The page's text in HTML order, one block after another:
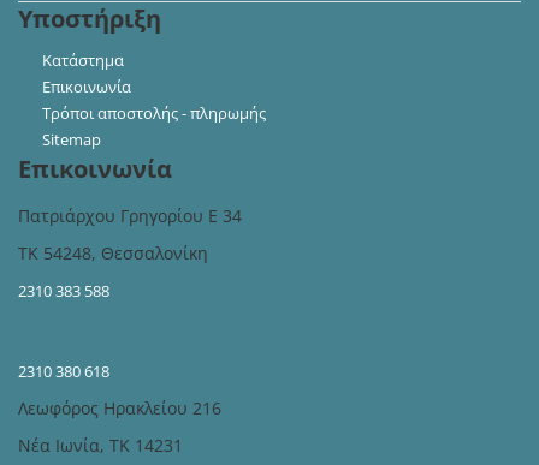
Υποστήριξη
Κατάστημα
Επικοινωνία
Τρόποι αποστολής - πληρωμής
Sitemap
Επικοινωνία
Πατριάρχου Γρηγορίου Ε 34
ΤΚ 54248, Θεσσαλονίκη
2310 383 588
2310 380 618
Λεωφόρος Ηρακλείου 216
Νέα Ιωνία, ΤΚ 14231